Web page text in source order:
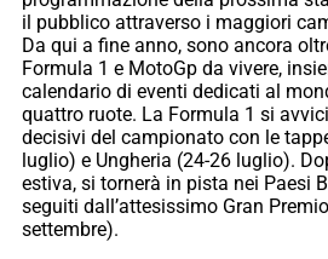
il pubblico attraverso i maggiori
Da qui a fine anno, sono ancora
Formula 1 e MotoGp da vivere,
calendario di eventi dedicati al
quattro ruote. La Formula 1 si
decisivi del campionato con le
luglio) e Ungheria (24-26 luglio).
estiva, si tornerà in pista nei Paesi
seguiti dall’attesissimo Gran
settembre).